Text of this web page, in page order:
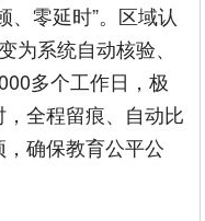
、零延时”。区域认
为系统自动核验、
多个工作日，极
全程留痕、自动比
确保教育公平公